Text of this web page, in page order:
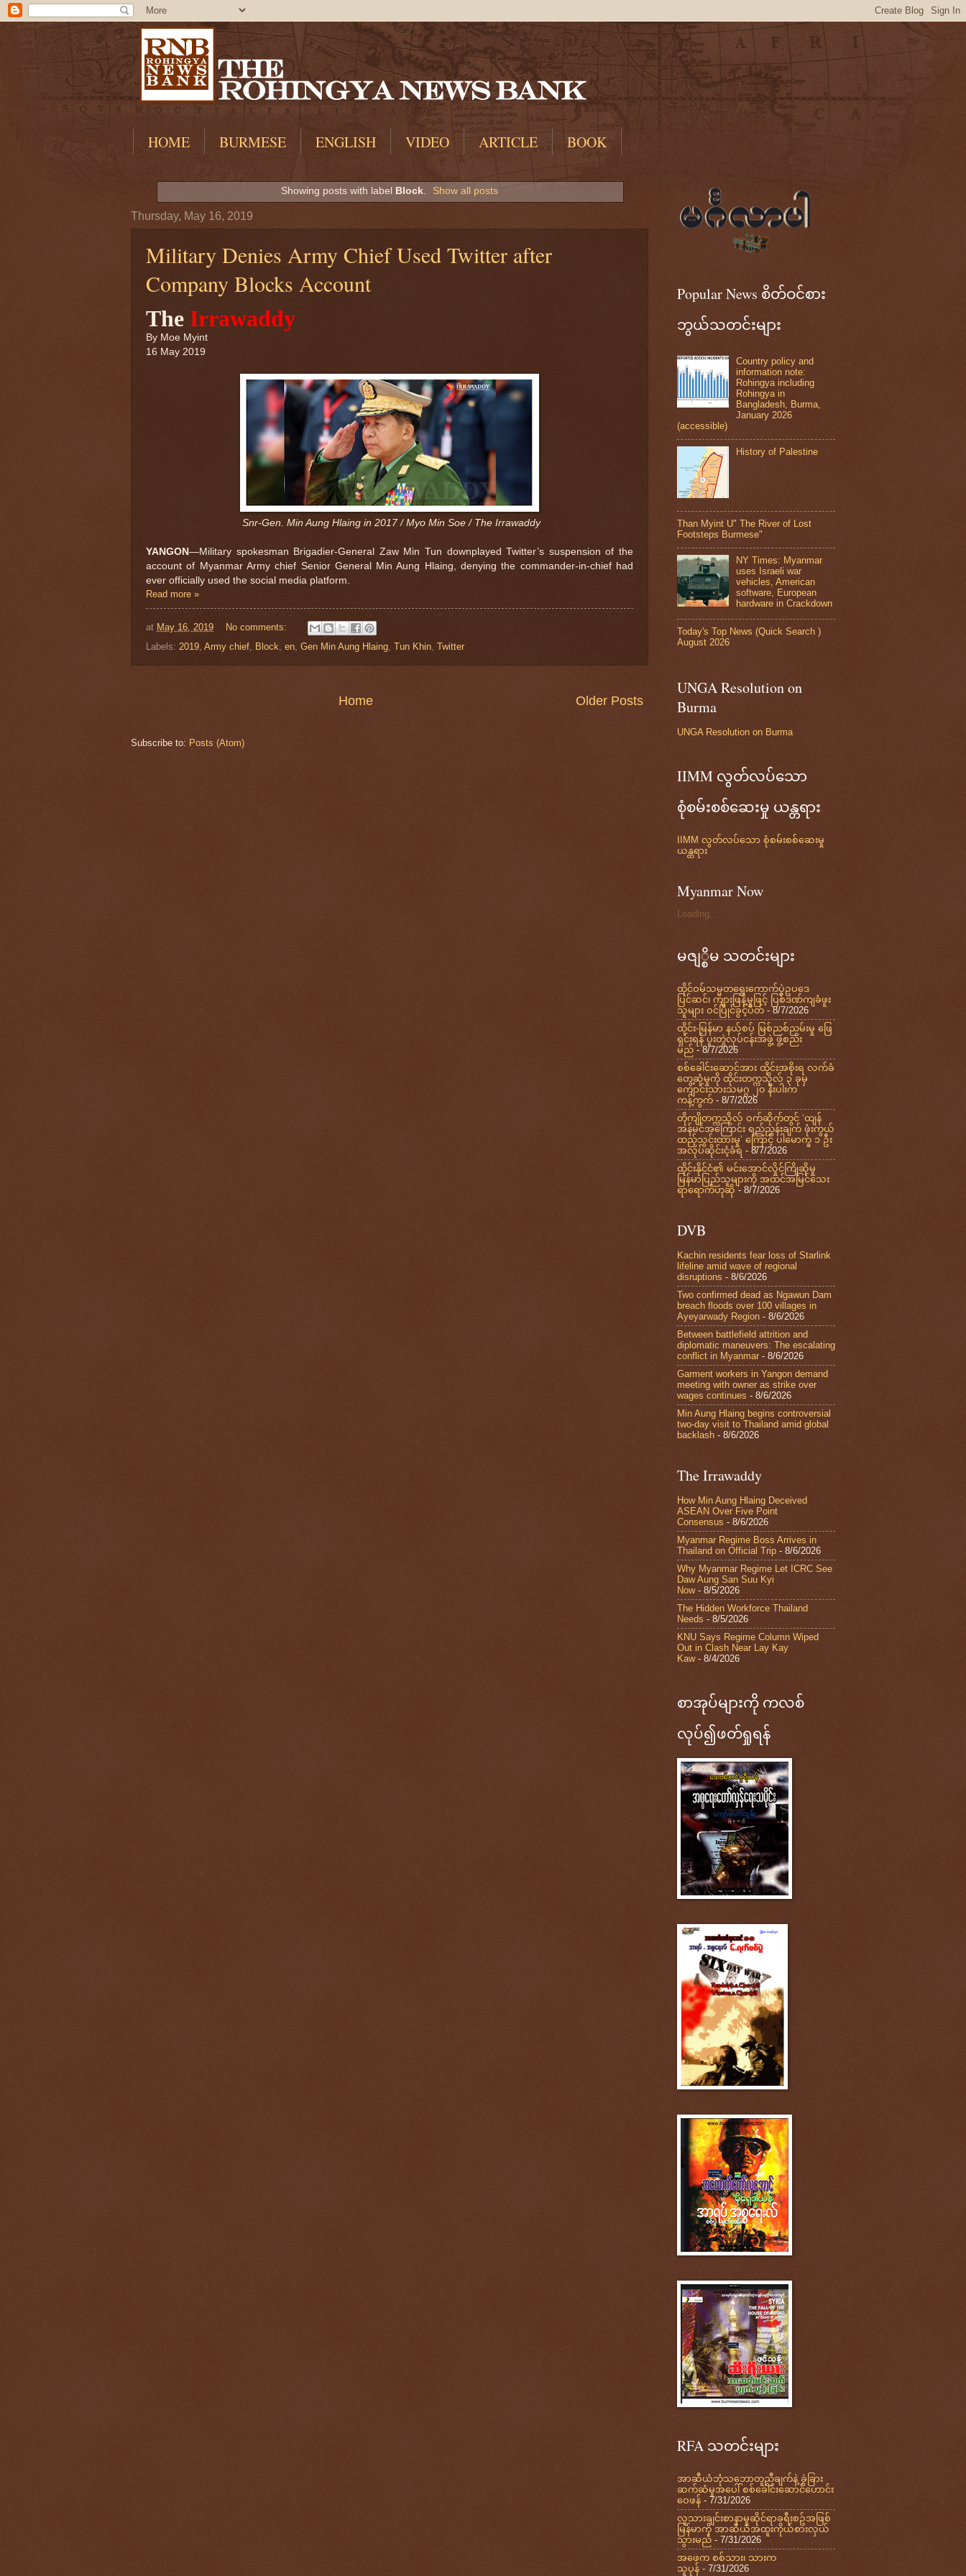
HOME BURMESE ENGLISH VIDEO ARTICLE BOOK
Showing posts with label Block. Show all posts
Thursday, May 16, 2019
Military Denies Army Chief Used Twitter after
Company Blocks Account
The Irrawaddy
By Moe Myint
16 May 2019
Snr-Gen. Min Aung Hlaing in 2017 / Myo Min Soe / The Irrawaddy
YANGON—Military spokesman Brigadier-General Zaw Min Tun downplayed Twitter’s suspension of the
account of Myanmar Army chief Senior General Min Aung Hlaing, denying the commander-in-chief had
ever officially used the social media platform.
Read more »
at May 16, 2019
No comments:
Labels: 2019 Army chief Block en Gen Min Aung Hlaing Tun Khin Twitter
Older Posts
Home
Subscribe to: Posts (Atom)
Popular News စိတ်ဝင်စား
ဘွယ်သတင်းများ
Country policy and
information note:
Rohingya including
Rohingya in
Bangladesh, Burma,
January 2026
(accessible)
History of Palestine
Than Myint U" The River of Lost
Footsteps Burmese"
NY Times: Myanmar
uses Israeli war
vehicles, American
software, European
hardware in Crackdown
Today's Top News (Quick Search )
August 2026
UNGA Resolution on
Burma
UNGA Resolution on Burma
IIMM လွတ်လပ်သော
စုံစမ်းစစ်ဆေးမှု ယန္တရား
IIMM လွတ်လပ်သော စုံစမ်းစစ်ဆေးမှု
ယန္တရား
Myanmar Now
Loading...
မဇျ္စိမ သတင်းများ
ထိုင်ဝမ်သမ္မတရွေးကောက်ပွဲဥပဒေ
ပြင်ဆင်၊ ကျားဖြန့်မှုဖြင့် ပြစ်ဒဏ်ကျခံဖူး
သူများ ဝင်ပြိုင်ခွင့်ပိတ် - 8/7/2026
ထိုင်း-မြန်မာ နယ်စပ် မြစ်ညစ်ညမ်းမှု ဖြေ
ရှင်းရန် ပူးတွဲလုပ်ငန်းအဖွဲ့ ဖွဲ့စည်း
မည် - 8/7/2026
စစ်ခေါင်းဆောင်အား ထိုင်းအစိုးရ လက်ခံ
တွေ့ဆုံမှုကို ထိုင်းတက္ကသိုလ် ၃ ခုမှ
ကျောင်းသားသမဂ္ဂ ၂၀ နီးပါးက
ကန့်ကွက် - 8/7/2026
တိုကျိုတက္ကသိုလ် ဝက်ဆိုက်တွင် ‘ထျန်
အန်မင်အကြောင်း ရည်ညွှန်းချက် ဖုံးကွယ်
ထည့်သွင်းထားမှု’ ကြောင့် ပါမောက္ခ ၁ ဦး
အလုပ်ဆိုင်းငံ့ခံရ - 8/7/2026
ထိုင်းနိုင်ငံ၏ မင်းအောင်လှိုင်ကြိုဆိုမှု
မြန်မာပြည်သူများကို အထင်အမြင်သေး
ရာရောက်ဟုဆို - 8/7/2026
DVB
Kachin residents fear loss of Starlink
lifeline amid wave of regional
disruptions - 8/6/2026
Two confirmed dead as Ngawun Dam
breach floods over 100 villages in
Ayeyarwady Region - 8/6/2026
Between battlefield attrition and
diplomatic maneuvers: The escalating
conflict in Myanmar - 8/6/2026
Garment workers in Yangon demand
meeting with owner as strike over
wages continues - 8/6/2026
Min Aung Hlaing begins controversial
two-day visit to Thailand amid global
backlash - 8/6/2026
The Irrawaddy
How Min Aung Hlaing Deceived
ASEAN Over Five Point
Consensus - 8/6/2026
Myanmar Regime Boss Arrives in
Thailand on Official Trip - 8/6/2026
Why Myanmar Regime Let ICRC See
Daw Aung San Suu Kyi
Now- 8/5/2026
The Hidden Workforce Thailand
Needs - 8/5/2026
KNU Says Regime Column Wiped
Out in Clash Near Lay Kay
Kaw- 8/4/2026
စာအုပ်များကို ကလစ်
လုပ်၍ဖတ်ရှုရန်
RFA သတင်းများ
အာဆီယံဘုံသဘောတူညီချက်နဲ့ ခွဲခြား
ဆက်ဆံမှုအပေါ် စစ်ခေါင်းဆောင်ဟောင်း
ဝေဖန် - 7/31/2026
လူသားချင်းစာနာမှုဆိုင်ရာခရီးစဥ်အဖြစ်
မြန်မာကို အာဆီယံအထူးကိုယ်စားလှယ်
သွားမည် - 7/31/2026
အဖေက စစ်သား၊ သားက
သူပုန် - 7/31/2026